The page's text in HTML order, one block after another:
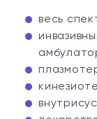
весь